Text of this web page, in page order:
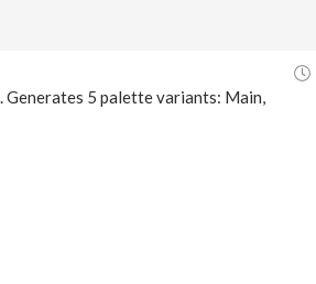
5 palette variants: Main,